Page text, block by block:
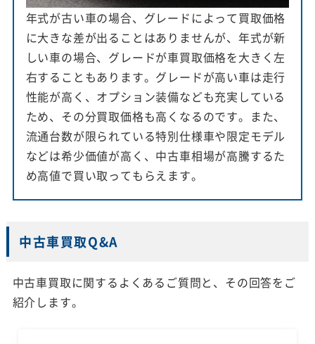
年式が古い車の場合、グレードによって買取価格
に大きな差が出ることはありませんが、年式が新
しい車の場合、グレードが車買取価格を大きく左
右することもあります。グレードが高い車は走行
性能が高く、オプション装備なども充実している
ため、その分買取価格も高くなるのです。また、
流通台数が限られている特別仕様車や限定モデル
などは希少価値が高く、中古車相場が高騰するた
め高値で買い取ってもらえます。
中古車買取Q&A
中古車買取に関するよくあるご質問と、その回答をご
紹介します。